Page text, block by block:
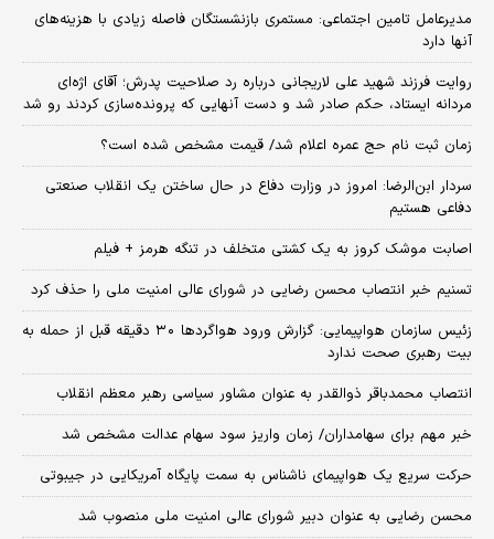
مدیرعامل تامین اجتماعی: مستمری بازنشستگان فاصله زیادی با هزینه‌های
آنها دارد
روایت فرزند شهید علی لاریجانی درباره رد صلاحیت پدرش؛ آقای اژه‌ای
مردانه ایستاد، حکم صادر شد و دست آنهایی که پرونده‌سازی کردند رو شد
زمان ثبت‌ نام حج عمره اعلام شد/ قیمت مشخص شده است؟
سردار ابن‌الرضا: امروز در وزارت دفاع در حال ساختن یک انقلاب صنعتی
دفاعی هستیم
اصابت موشک کروز به یک کشتی متخلف در تنگه هرمز + فیلم
تسنیم خبر انتصاب محسن رضایی در شورای عالی امنیت ملی را حذف کرد
زئیس سازمان هواپیمایی: گزارش ورود هواگردها ٣٠ دقیقه قبل از حمله به
بیت رهبری صحت ندارد
انتصاب محمدباقر ذوالقدر به عنوان مشاور سیاسی رهبر معظم انقلاب
خبر مهم برای سهامداران/ زمان واریز سود سهام عدالت مشخص شد
حرکت سریع یک هواپیمای ناشناس به سمت پایگاه آمریکایی در جیبوتی
محسن رضایی به عنوان دبیر شورای عالی امنیت ملی منصوب شد